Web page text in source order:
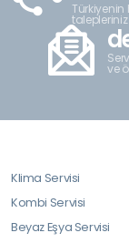
Türkiyenin
ve
Klima Servisi
Kombi Servisi
Beyaz Eşya Servisi